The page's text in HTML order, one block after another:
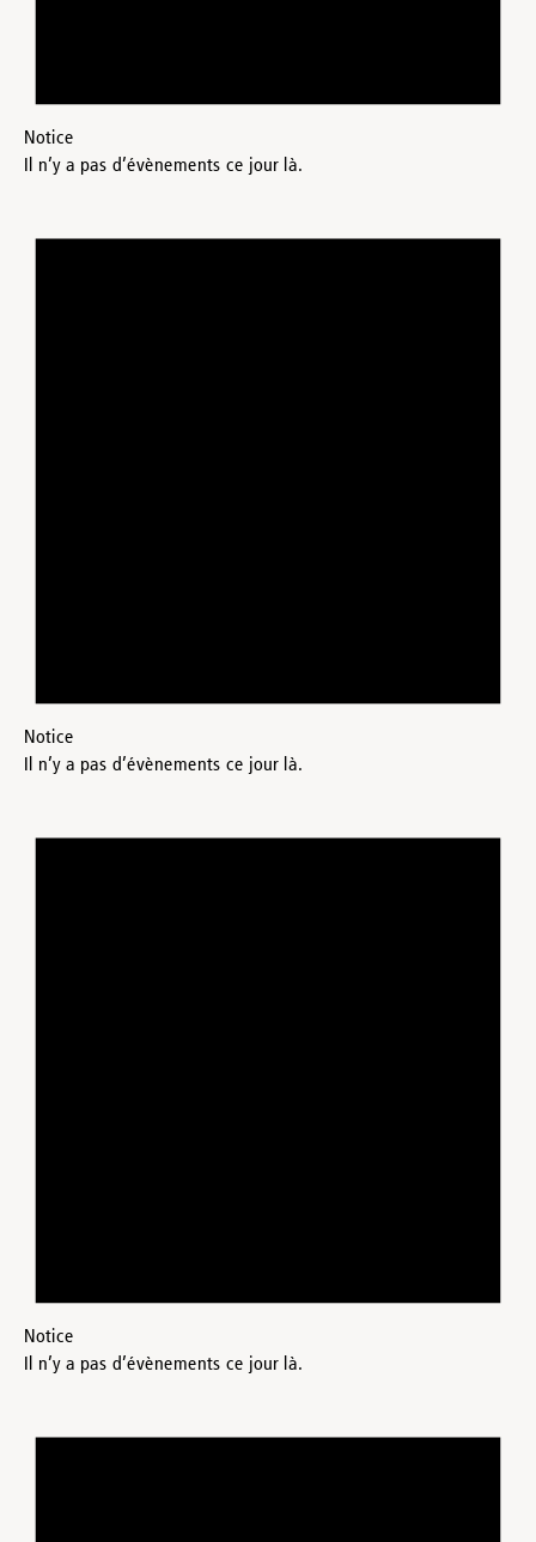
Notice
Il n’y a pas d’évènements ce jour là.
Notice
Il n’y a pas d’évènements ce jour là.
Notice
Il n’y a pas d’évènements ce jour là.